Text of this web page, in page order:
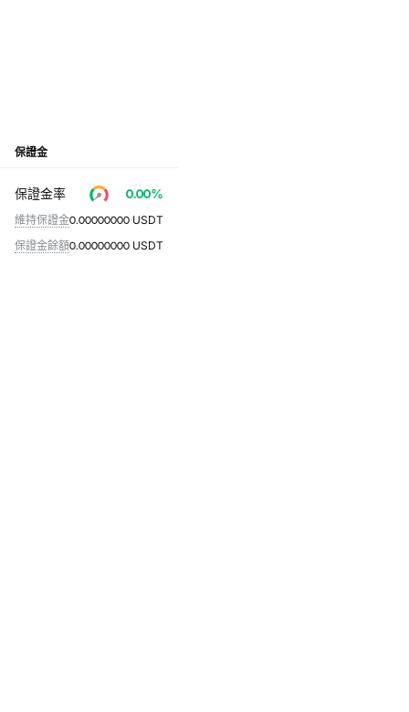
保證金
保證金率 0.00%
維持保證金0.00000000 USDT
保證金餘額0.00000000 USDT